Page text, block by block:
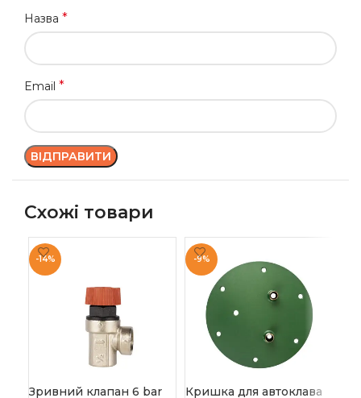
Назва *
Email *
Схожі товари
-14%
Зривний клапан 6 bar
-9%
Кришка для автоклава